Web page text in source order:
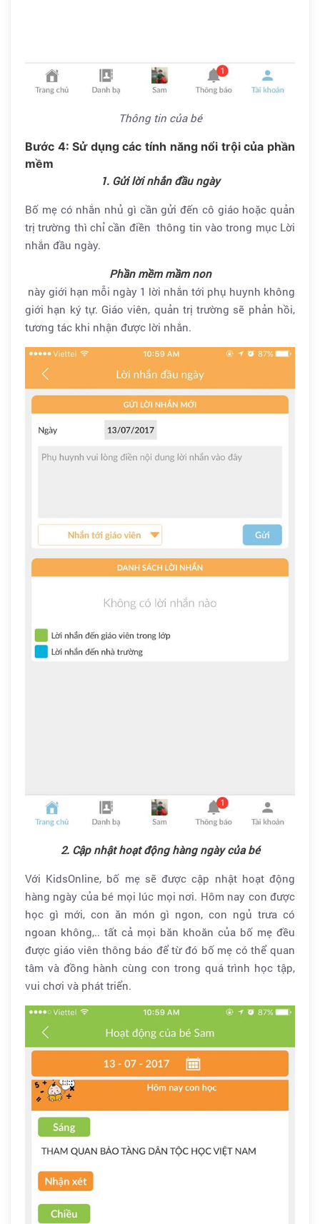
Thông tin của bé
Bước 4: Sử dụng các tính năng nổi trội của phần
mềm
1. Gửi lời nhắn đầu ngày
Bố mẹ có nhắn nhủ gì cần gửi đến cô giáo hoặc quản
trị trường thì chỉ cần điền thông tin vào trong mục Lời
nhắn đầu ngày.
Phần mềm mầm non
này giới hạn mỗi ngày 1 lời nhắn tới phụ huynh không
giới hạn ký tự. Giáo viên, quản trị trường sẽ phản hồi,
tương tác khi nhận được lời nhắn.
2. Cập nhật hoạt động hàng ngày của bé
Với KidsOnline, bố mẹ sẽ được cập nhật hoạt động
hàng ngày của bé mọi lúc mọi nơi. Hôm nay con được
học gì mới, con ăn món gì ngon, con ngủ trưa có
ngoan không,.. tất cả mọi băn khoăn của bố mẹ đều
được giáo viên thông báo để từ đó bố mẹ có thể quan
tâm và đồng hành cùng con trong quá trình học tập,
vui chơi và phát triển.